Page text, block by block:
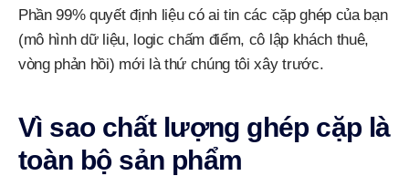
Phần 99% quyết định liệu có ai tin các cặp ghép của bạn
(mô hình dữ liệu, logic chấm điểm, cô lập khách thuê,
vòng phản hồi) mới là thứ chúng tôi xây trước.
Vì sao chất lượng ghép cặp là
toàn bộ sản phẩm